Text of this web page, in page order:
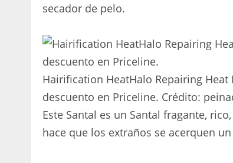
secador de pelo.
Hairification HeatHalo Repairing
descuento en Priceline. Crédito:
Este Santal es un Santal fragante,
hace que los extraños se acerquen